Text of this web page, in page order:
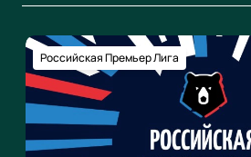
Российская Премьер Лига